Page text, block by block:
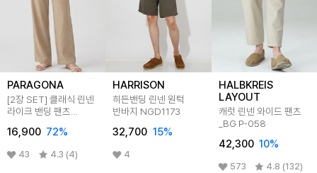
PARAGONA
[2장 SET] 클래식 린넨
라이크 밴딩 팬츠
16,900 72%
43 4.3 (4)
HARRISON
히든밴딩 린넨 원턱
반바지 NGD1173
32,700 15%
4
HALBKREIS
LAYOUT
캐럿 린넨 와이드 팬츠
_BG P-058
42,300 10%
573 4.8 (132)